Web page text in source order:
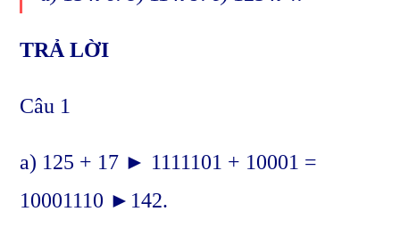
TRẢ LỜI
Câu 1
a) 125 + 17 ► 1111101 + 10001 =
10001110 ►142.